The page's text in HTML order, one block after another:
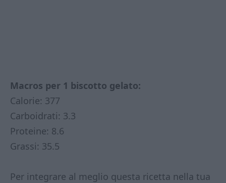
Macros per 1 biscotto gelato:
Calorie: 377
Carboidrati: 3.3
Proteine: 8.6
Grassi: 35.5
Per integrare al meglio questa ricetta nella tua